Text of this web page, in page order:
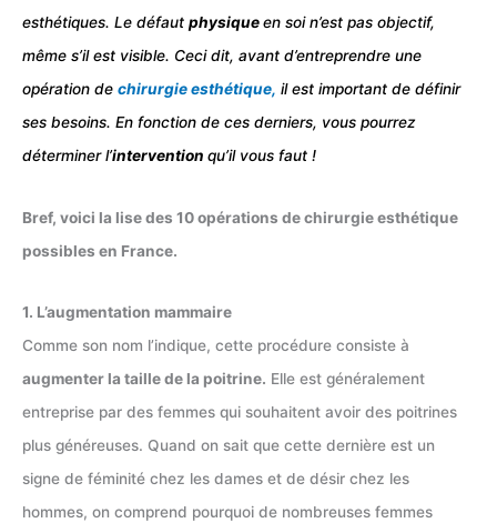
esthétiques. Le défaut physiqueen soi n’est pas objectif,
même s’il est visible. Ceci dit, avant d’entreprendre une
opération de chirurgie esthétique, il est important de définir
ses besoins. En fonction de ces derniers, vous pourrez
déterminer l’intervention qu’il vous faut !
Bref, voici la lise des 10 opérations de chirurgie esthétique
possibles en France.
1. L’augmentation mammaire
Comme son nom l’indique, cette procédure consiste à
augmenter la taille de la poitrine. Elle est généralement
entreprise par des femmes qui souhaitent avoir des poitrines
plus généreuses. Quand on sait que cette dernière est un
signe de féminité chez les dames et de désir chez les
hommes, on comprend pourquoi de nombreuses femmes